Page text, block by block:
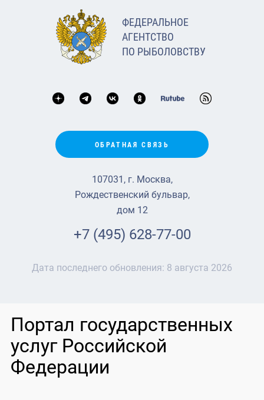
ФЕДЕРАЛЬНОЕ
АГЕНТСТВО
ПО РЫБОЛОВСТВУ
ОБРАТНАЯ СВЯЗЬ
107031, г. Москва,
Рождественский бульвар,
дом 12
+7 (495) 628-77-00
Дата последнего обновления: 8 августа 2026
Портал государственных
услуг Российской
Федерации